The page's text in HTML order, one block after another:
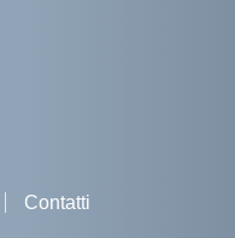
Contatti
Per qualsiasi informazione